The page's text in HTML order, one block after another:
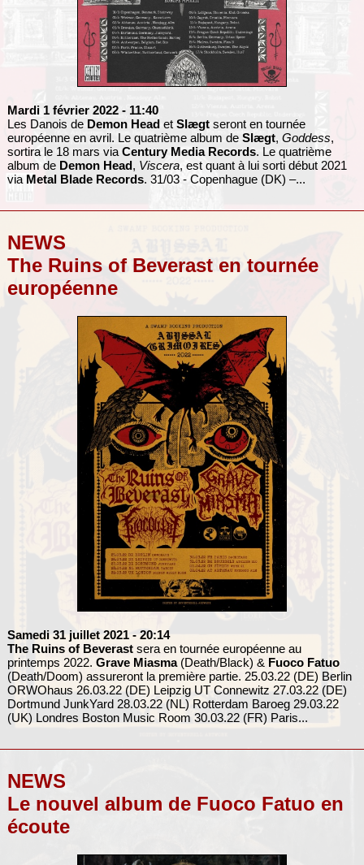
Mardi 1 février 2022 - 11:40
Les Danois de Demon Headet Slægtseront en tournée
européenne en avril. Le quatrième album de Slægt, Goddess,
sortira le 18 mars via Century Media Records. Le quatrième
album de Demon Head, Viscera, est quant à lui sorti début 2021
via Metal Blade Records. 31/03 - Copenhague (DK) –...
NEWS
The Ruins of Beverast en tournée
européenne
Samedi 31 juillet 2021 - 20:14
The Ruins of Beverastsera en tournée européenne au
printemps 2022. Grave Miasma(Death/Black) & Fuoco Fatuo
(Death/Doom) assureront la première partie. 25.03.22 (DE) Berlin
ORWOhaus 26.03.22 (DE) Leipzig UT Connewitz 27.03.22 (DE)
Dortmund JunkYard 28.03.22 (NL) Rotterdam Baroeg 29.03.22
(UK) Londres Boston Music Room 30.03.22 (FR) Paris...
NEWS
Le nouvel album de Fuoco Fatuo en
écoute